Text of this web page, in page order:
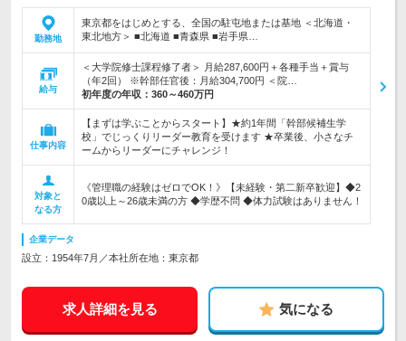
勤務地
東京都をはじめとする、全国の駐屯地または基地 ＜北海道・
東北地方＞ ■北海道 ■青森県 ■岩手県…
給与
＜大学院修士課程修了者＞ 月給287,600円＋各種手当＋賞与
（年2回） ※幹部任官後：月給304,700円 ＜院…
初年度の年収： 360～460万円
仕事内容
【まずは学ぶことからスタート】★約1年間「幹部候補生学
校」でじっくりリーダー教育を受けます ★卒業後、小さなチ
ームからリーダーにチャレンジ！
対象と
なる方
《管理職の経験はゼロでOK！》【未経験・第二新卒歓迎】◆2
0歳以上～26歳未満の方 ◆学歴不問 ◆体力試験はありません！
企業データ
設立：1954年7月／本社所在地：東京都
求人詳細を見る 気になる